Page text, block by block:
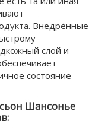
Внедрённые
слой и
состояние
Шансонье